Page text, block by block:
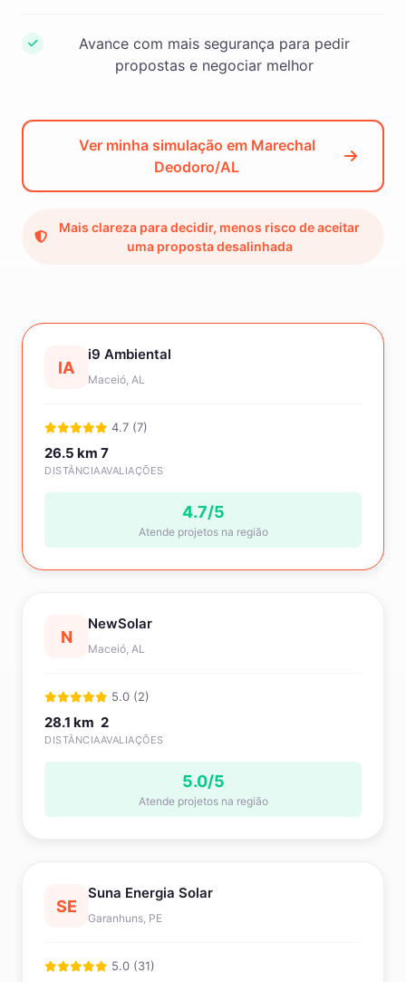
IA
i9 Ambiental
Maceió, AL
4.7 (7)
26.5 km
DISTÂNCIA
7
AVALIAÇÕES
4.7/5
Atende projetos na região
N
NewSolar
Maceió, AL
5.0 (2)
28.1 km
DISTÂNCIA
2
AVALIAÇÕES
5.0/5
Atende projetos na região
SE
Suna Energia Solar
Garanhuns, PE
5.0 (31)
Avance com mais segurança para pedir
propostas e negociar melhor
Ver minha simulação em Marechal
Deodoro/AL
Mais clareza para decidir, menos risco de aceitar
uma proposta desalinhada